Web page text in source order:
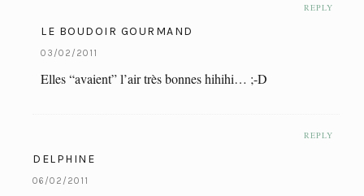
REPLY
LE BOUDOIR GOURMAND
03/02/2011
Elles “avaient” l’air très bonnes hihihi… ;-D
REPLY
DELPHINE
06/02/2011